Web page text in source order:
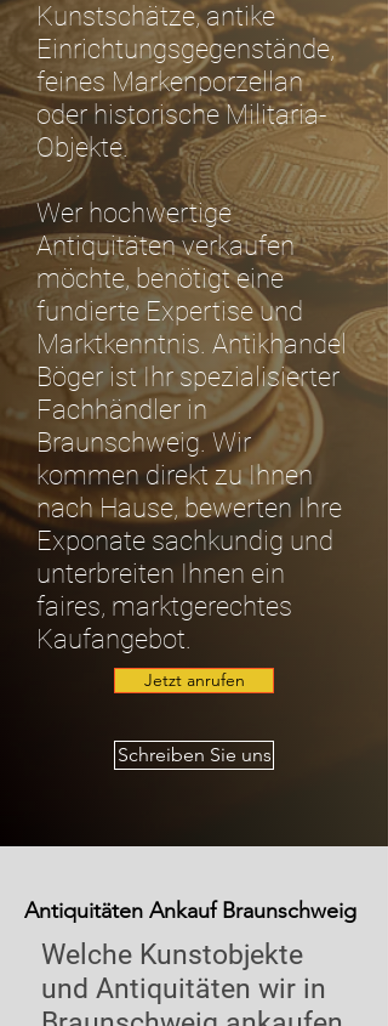
Kunstschätze, antike
Einrichtungsgegenstände,
feines Markenporzellan
oder historische Militaria-
Objekte.
Wer hochwertige
Antiquitäten verkaufen
möchte, benötigt eine
fundierte Expertise und
Marktkenntnis. Antikhandel
Böger ist Ihr spezialisierter
Fachhändler in
Braunschweig. Wir
kommen direkt zu Ihnen
nach Hause, bewerten Ihre
Exponate sachkundig und
unterbreiten Ihnen ein
faires, marktgerechtes
Kaufangebot.
Jetzt anrufen
Schreiben Sie uns
Antiquitäten Ankauf Braunschweig
Welche Kunstobjekte
und Antiquitäten wir in